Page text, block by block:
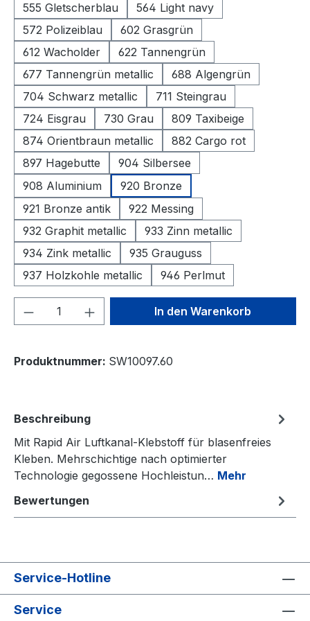
555 Gletscherblau
564 Light navy
572 Polizeiblau
602 Grasgrün
612 Wacholder
622 Tannengrün
677 Tannengrün metallic
688 Algengrün
704 Schwarz metallic
711 Steingrau
724 Eisgrau
730 Grau
809 Taxibeige
874 Orientbraun metallic
882 Cargo rot
897 Hagebutte
904 Silbersee
908 Aluminium
920 Bronze
921 Bronze antik
922 Messing
932 Graphit metallic
933 Zinn metallic
934 Zink metallic
935 Grauguss
937 Holzkohle metallic
946 Perlmut
Produkt Anzahl: Gib denIn den Warenkorb
Produktnummer: SW10097.60
Beschreibung
Mit Rapid Air Luftkanal-Klebstoff für blasenfreies
Kleben. Mehrschichtige nach optimierter
Technologie gegossene Hochleistun… Mehr
Bewertungen
Service-Hotline
Service